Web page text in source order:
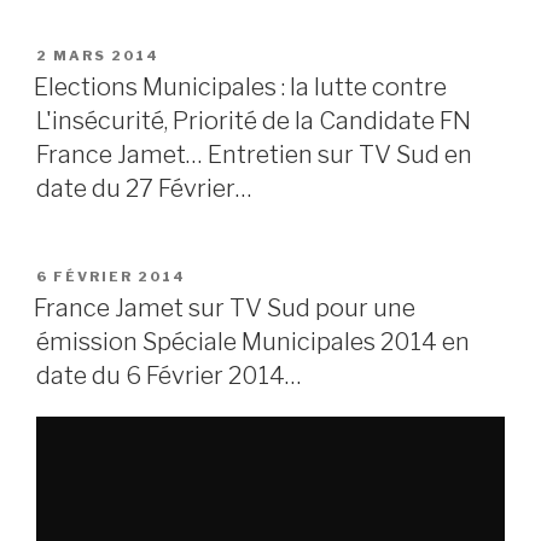
PUBLIÉ
LE
2 MARS 2014
Elections Municipales : la lutte contre
L'insécurité, Priorité de la Candidate FN
France Jamet… Entretien sur TV Sud en
date du 27 Février…
PUBLIÉ
LE
6 FÉVRIER 2014
France Jamet sur TV Sud pour une
émission Spéciale Municipales 2014 en
date du 6 Février 2014…